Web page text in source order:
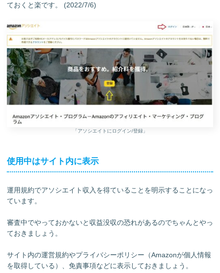
ておくと楽です。 (2022/7/6)
「アソシエイトにログイン/登録」
使用中はサイト内に表示
運用規約でアソシエイト収入を得ていることを明示することになっ
ています。
審査中でやっておかないと収益没収の恐れがあるのでちゃんとやっ
ておきましょう。
サイト内の運営規約やプライバシーポリシー（Amazonが個人情報
を取得している）、免責事項などに表示しておきましょう。